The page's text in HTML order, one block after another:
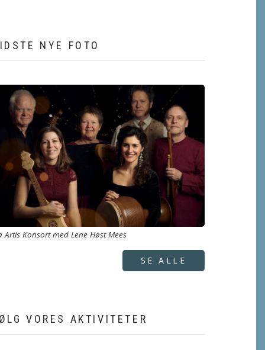
NYE FOTO
Artis Konsort med Lene Høst Mees
SE ALLE
VORES AKTIVITETER